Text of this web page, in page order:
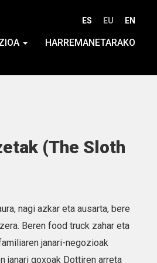
ES EU EN
HARREMANETARAKO
(The Sloth
nagi azkar eta ausarta, bere
Beren food truck zahar eta
janari-negozioak
janari goxoak Dottiren arreta